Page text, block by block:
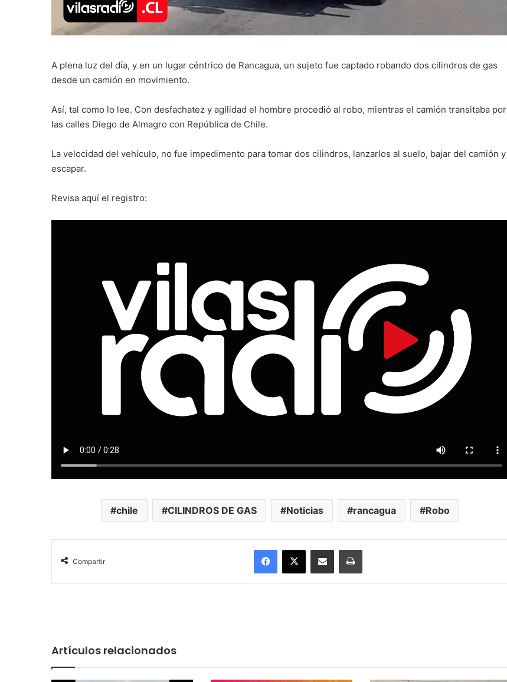
A plena luz del día, y en un lugar céntrico de Rancagua, un sujeto fue captado robando dos cilindros de gas
desde un camión en movimiento.
Así, tal como lo lee. Con desfachatez y agilidad el hombre procedió al robo, mientras el camión transitaba por
las calles Diego de Almagro con República de Chile.
La velocidad del vehículo, no fue impedimento para tomar dos cilindros, lanzarlos al suelo, bajar del camión y
escapar.
Revisa aquí el registro:
chile CILINDROS DE GAS Noticias rancagua Robo
Compartir
Facebook
X Enviar vía email Imprimir
Artículos relacionados